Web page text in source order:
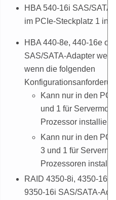
HBA 540-16i SAS/
im PCIe-Steckplatz 1
HBA 440-8e, 440-16e
SAS/SATA-Adapter
wenn die folgenden
Kann nur in den
und 1 für
Prozessor installiert
Kann nur in den
3 und 1 für
Prozessoren
RAID 4350-8i, 4350-16i,
9350-16i SAS/SATA-